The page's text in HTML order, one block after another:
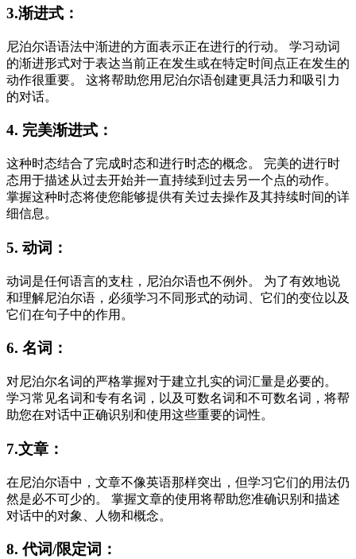
3.渐进式：
尼泊尔语语法中渐进的方面表示正在进行的行动。 学习动词
的渐进形式对于表达当前正在发生或在特定时间点正在发生的
动作很重要。 这将帮助您用尼泊尔语创建更具活力和吸引力
的对话。
4. 完美渐进式：
这种时态结合了完成时态和进行时态的概念。 完美的进行时
态用于描述从过去开始并一直持续到过去另一个点的动作。
掌握这种时态将使您能够提供有关过去操作及其持续时间的详
细信息。
5. 动词：
动词是任何语言的支柱，尼泊尔语也不例外。 为了有效地说
和理解尼泊尔语，必须学习不同形式的动词、它们的变位以及
它们在句子中的作用。
6. 名词：
对尼泊尔名词的严格掌握对于建立扎实的词汇量是必要的。
学习常见名词和专有名词，以及可数名词和不可数名词，将帮
助您在对话中正确识别和使用这些重要的词性。
7.文章：
在尼泊尔语中，文章不像英语那样突出，但学习它们的用法仍
然是必不可少的。 掌握文章的使用将帮助您准确识别和描述
对话中的对象、人物和概念。
8. 代词/限定词：